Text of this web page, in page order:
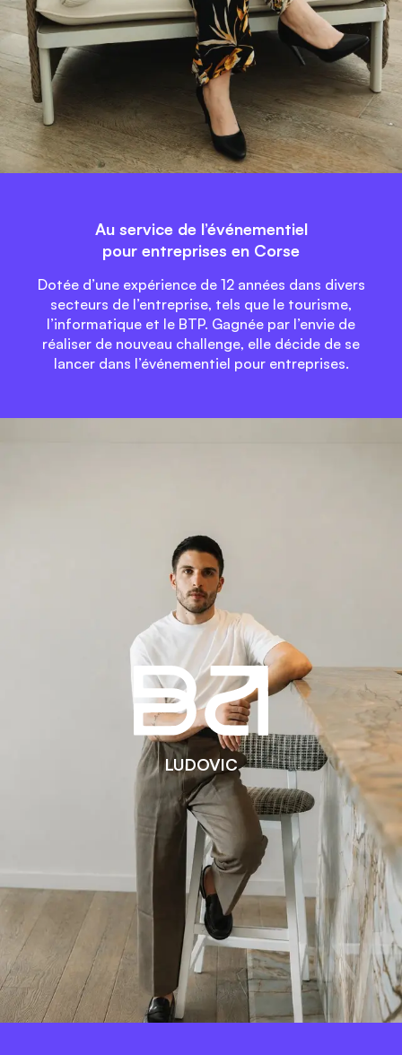
Au service de l’événementiel
pour entreprises en Corse
Dotée d’une expérience de 12 années dans divers
secteurs de l’entreprise, tels que le tourisme,
l’informatique et le BTP. Gagnée par l’envie de
réaliser de nouveau challenge, elle décide de se
lancer dans l’événementiel pour entreprises.
LUDOVIC